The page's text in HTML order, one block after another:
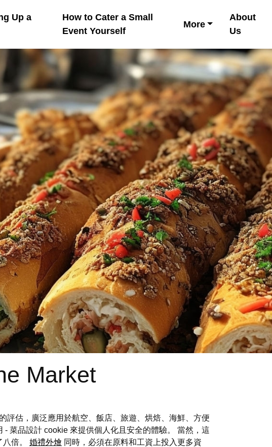
Up a
How to Cater a Small
Event Yourself
More
About
Us
Market
評估，廣泛應用於航空、飯店、旅遊、烘焙、海鮮、方便
菜品設計 cookie 來提供個人化且安全的體驗。 當然，這
倍。 婚禮外燴 同時，必須在原料和工資上投入更多資